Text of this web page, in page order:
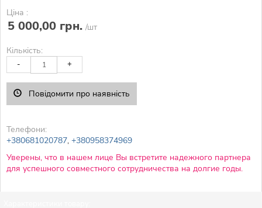
Ціна :
5 000,00 грн. /шт
Кількість:
- +
Повідомити про наявність
Телефони:
+380681020787, +380958374969
Уверены, что в нашем лице Вы встретите надежного партнера
для успешного совместного сотрудничества на долгие годы.